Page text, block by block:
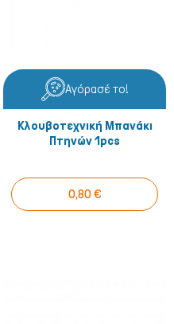
Αγόρασέ το!
Κλουβοτεχνική Μπανάκι
Πτηνών 1pcs
0,80 €